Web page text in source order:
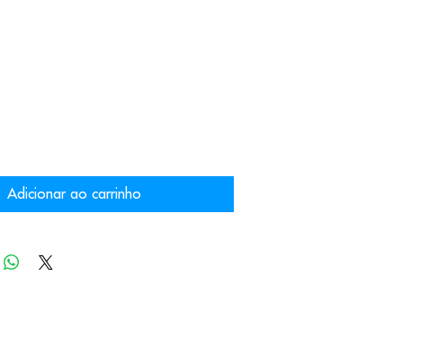
Adicionar ao carrinho